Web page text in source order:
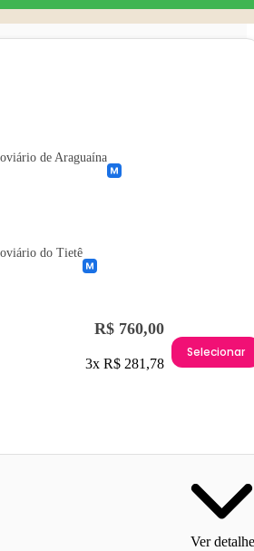
de Araguaína
do Tietê
R$ 760,00
3x R$ 281,78
Selecionar
Ver